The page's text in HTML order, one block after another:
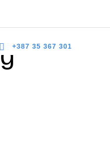
+387 35 367 301